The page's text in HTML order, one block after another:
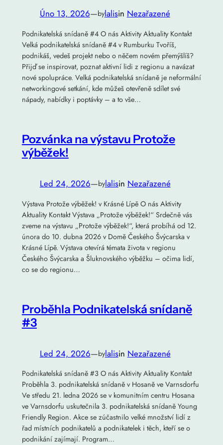
Úno 13, 2026—bylalisin Nezařazené
Podnikatelská snídaně #4 O nás Aktivity Aktuality Kontakt
Velká podnikatelská snídaně #4 v Rumburku Tvoříš,
podnikáš, vedeš projekt nebo o něčem novém přemýšlíš?
Přijď se inspirovat, poznat aktivní lidi z regionu a navázat
nové spolupráce. Velká podnikatelská snídaně je neformální
networkingové setkání, kde můžeš otevřeně sdílet své
nápady, nabídky i poptávky – a to vše…
Pozvánka na výstavu Protože
výběžek!
Led 24, 2026—bylalisin Nezařazené
Výstava Protože výběžek! v Krásné Lípě O nás Aktivity
Aktuality Kontakt Výstava „Protože výběžek!“ Srdečně vás
zveme na výstavu „Protože výběžek!“, která probíhá od 12.
února do 10. dubna 2026 v Domě Českého Švýcarska v
Krásné Lípě. Výstava otevírá témata života v regionu
Českého Švýcarska a Šluknovského výběžku – očima lidí,
co se do regionu…
Proběhla Podnikatelská snídaně
#3
Led 24, 2026—bylalisin Nezařazené
Podnikatelská snídaně #3 O nás Aktivity Aktuality Kontakt
Proběhla 3. podnikatelská snídaně v Hosaně ve Varnsdorfu
Ve středu 21. ledna 2026 se v komunitním centru Hosana
ve Varnsdorfu uskutečnila 3. podnikatelská snídaně Young
Friendly Region. Akce se zúčastnilo velké množství lidí z
řad místních podnikatelů a podnikatelek i těch, kteří se o
podnikání zajímají. Program…